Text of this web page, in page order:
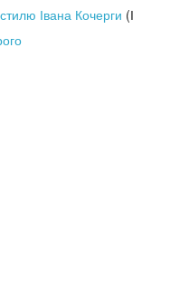
Івана Кочерги (І